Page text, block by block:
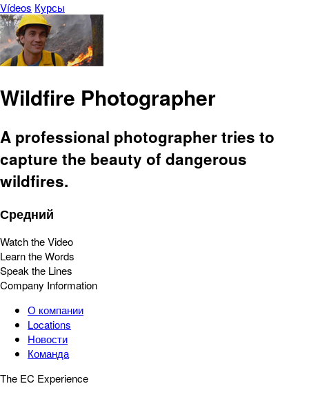
Vídeos Курсы
Wildfire Photographer
A professional photographer tries to
capture the beauty of dangerous
wildfires.
Средний
Watch the Video
Learn the Words
Speak the Lines
Company Information
О компании
Locations
Новости
Команда
The EC Experience